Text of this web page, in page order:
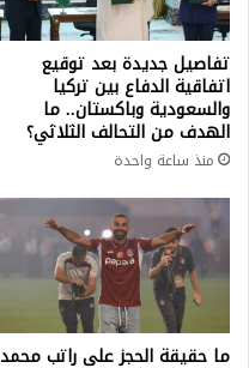
تفاصيل جديدة بعد توقيع
اتفاقية الدفاع بين تركيا
والسعودية وباكستان.. ما
الهدف من التحالف الثلاثي؟
منذ ساعة واحدة
ما حقيقة الحجز على راتب محمد